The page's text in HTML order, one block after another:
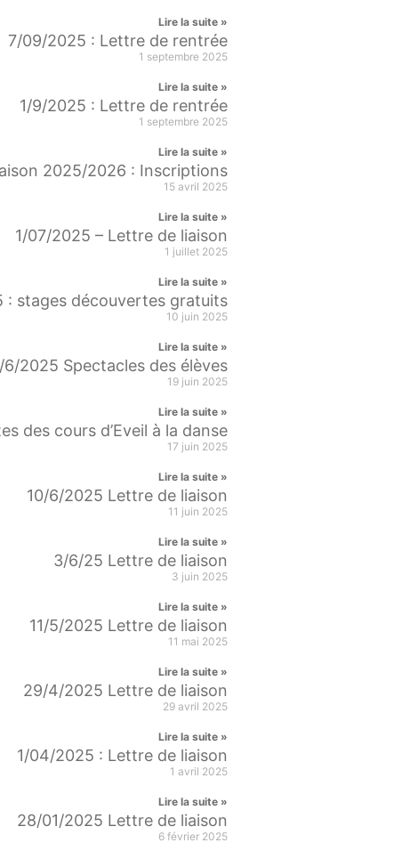
Lire la suite »
7/09/2025 : Lettre de rentrée
1 septembre 2025
Lire la suite »
1/9/2025 : Lettre de rentrée
1 septembre 2025
Lire la suite »
2025/2026 : Inscriptions
15 avril 2025
Lire la suite »
1/07/2025 – Lettre de liaison
1 juillet 2025
Lire la suite »
: stages découvertes gratuits
10 juin 2025
Lire la suite »
6/2025 Spectacles des élèves
19 juin 2025
Lire la suite »
des cours d’Eveil à la danse
17 juin 2025
Lire la suite »
10/6/2025 Lettre de liaison
11 juin 2025
Lire la suite »
3/6/25 Lettre de liaison
3 juin 2025
Lire la suite »
11/5/2025 Lettre de liaison
11 mai 2025
Lire la suite »
29/4/2025 Lettre de liaison
29 avril 2025
Lire la suite »
1/04/2025 : Lettre de liaison
1 avril 2025
Lire la suite »
28/01/2025 Lettre de liaison
6 février 2025